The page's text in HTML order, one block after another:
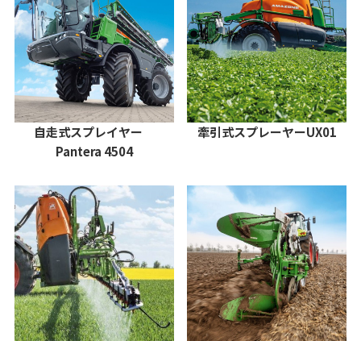
自走式スプレイヤー
Pantera 4504
牽引式スプレーヤーUX01